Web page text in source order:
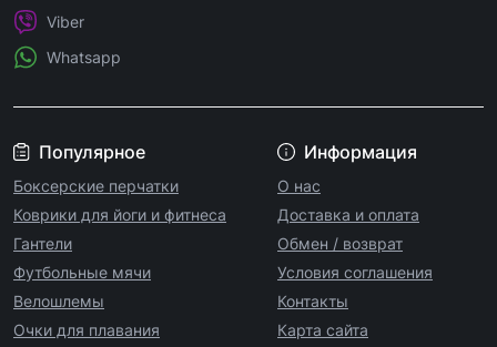
Популярное
Боксерские перчатки
Коврики для йоги и фитнеса
Гантели
Футбольные мячи
Велошлемы
Очки для плавания
Информация
О нас
Доставка и оплата
Обмен / возврат
Условия соглашения
Контакты
Карта сайта
Viber
Whatsapp